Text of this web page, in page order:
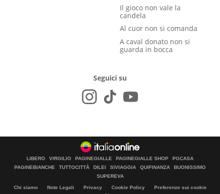
Il gioco non vale la
candela
Al cuor non si comanda
A caval donato non si
guarda in bocca
Seguici su
LIBERO VIRGILIO PAGINEGIALLE PAGINEGIALLE SHOP
PGCASA
PAGINEBIANCHE
TUTTOCITTÀ DILEI SIVIAGGIA QUIFINANZA
BUONISSIMO
SUPEREVA
Chi siamo Note Legali Privacy Cookie Policy
Preferenze sui cookie